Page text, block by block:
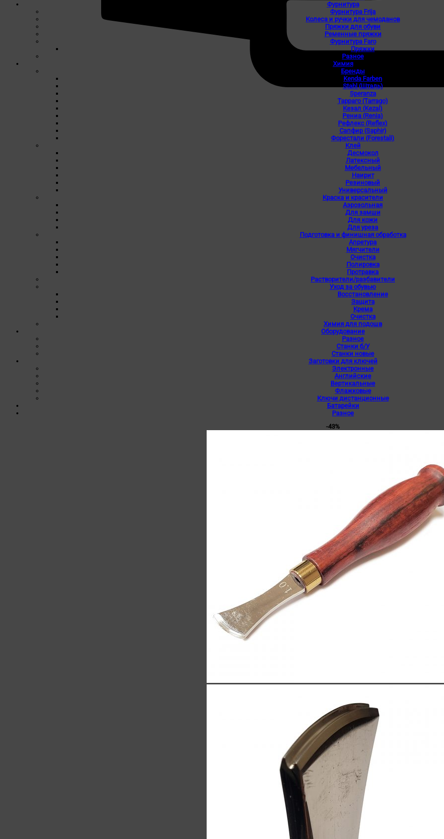
Фурнитура
Фурнитура Frija
Колеса и ручки для чемоданов
Пряжки для обуви
Ременные пряжки
Фурнитура Faro
Пряжки
Разное
Химия
Бренды
Kenda Farben
Stahl (Шталь)
Speranza
Тарраго (Tarrago)
Кезал (Kezal)
Рениа (Renia)
Рефлекс (Reflex)
Сапфир (Saphir)
Форестали (Forestali)
Клей
Десмокол
Латексный
Мебельный
Наирит
Резиновый
Универсальный
Краска и красители
Аэрозольная
Для замши
Для кожи
Для уреза
Подготовка и финишная обработка
Апретура
Мягчители
Очистка
Полировка
Протравка
Растворители/разбавители
Уход за обувью
Восстановление
Защита
Крема
Очистка
Химия для подошв
Оборудование
Разное
Станки б/У
Станки новые
Заготовки для ключей
Электронные
Английские
Вертикальные
Флажковые
Ключи дистанционные
Батарейки
Разное
-43%